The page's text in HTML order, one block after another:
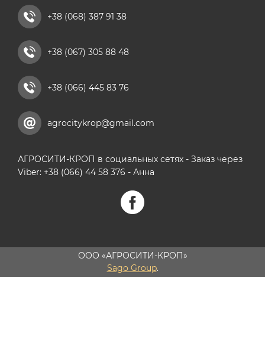
+38 (068) 387 91 38
+38 (067) 305 88 48
+38 (066) 445 83 76
agrocitykrop@gmail.com
АГРОСИТИ-КРОП в социальных сетях - Заказ через
Viber: +38 (066) 44 58 376 - Анна
ООО «АГРОСИТИ-КРОП»
Sago Group.